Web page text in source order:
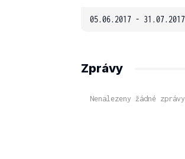
05.06.2017 - 31.07.2017
Zprávy
Nenalezeny žádné